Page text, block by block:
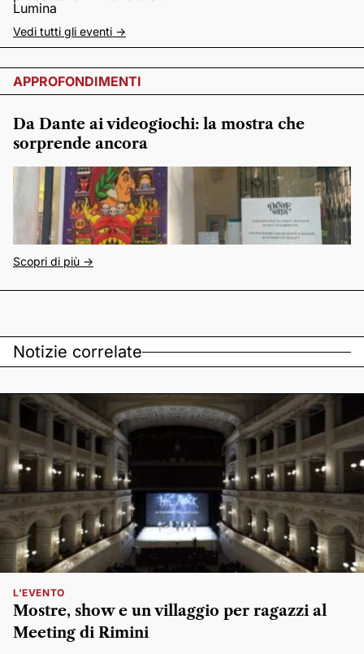
Lumina
Vedi tutti gli eventi ->
APPROFONDIMENTI
Da Dante ai videogiochi: la mostra che
sorprende ancora
Scopri di più ->
Notizie correlate
L'EVENTO
Mostre, show e un villaggio per ragazzi al
Meeting di Rimini